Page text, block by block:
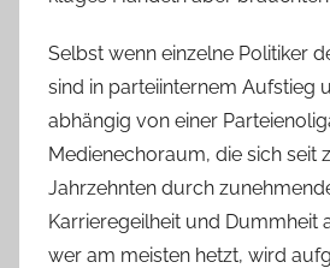
Selbst wenn einzelne Politiker
sind in parteiinternem Aufstieg
abhängig von einer
Medienechoraum, die sich seit
Jahrzehnten durch
Karrieregeilheit und Dummheit
wer am meisten hetzt, wird